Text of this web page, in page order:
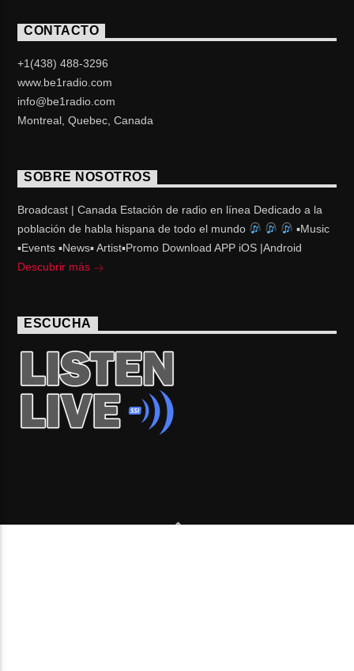
CONTACTO
+1(438) 488-3296
www.be1radio.com
info@be1radio.com
Montreal, Quebec, Canada
SOBRE NOSOTROS
Broadcast | Canada Estación de radio en línea Dedicado a la
población de habla hispana de todo el mundo
▪Music
▪Events ▪News▪ Artist▪Promo Download APP iOS |Android
Descubrir más
ESCUCHA